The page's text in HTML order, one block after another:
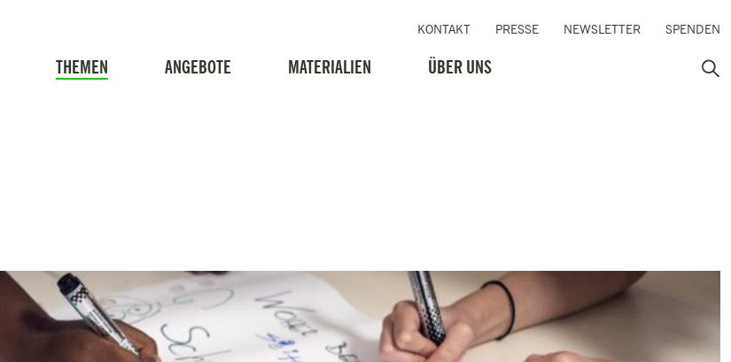
THEMEN ANGEBOTE MATERIALIEN ÜBER UNS
KONTAKT PRESSE NEWSLETTER SPENDEN